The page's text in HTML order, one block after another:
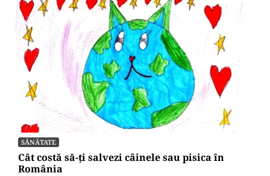
SĂNĂTATE
Cât costă să-ți salvezi câinele sau pisica în
România